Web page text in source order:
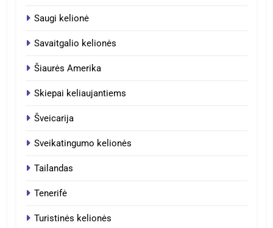
Saugi kelionė
Savaitgalio kelionės
Šiaurės Amerika
Skiepai keliaujantiems
Šveicarija
Sveikatingumo kelionės
Tailandas
Tenerifė
Turistinės kelionės